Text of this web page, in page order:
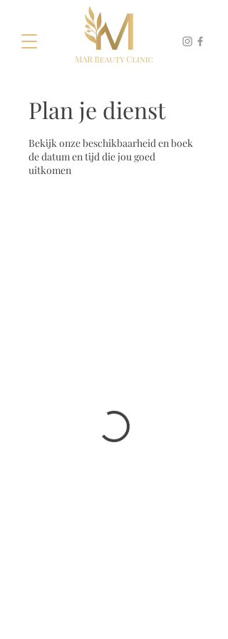
Plan je dienst
Bekijk onze beschikbaarheid en boek
de datum en tijd die jou goed
uitkomen